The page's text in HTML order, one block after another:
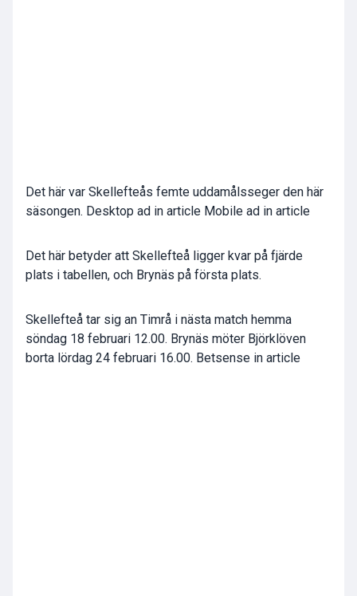
Det här var Skellefteås femte uddamålsseger den här
säsongen. Desktop ad in article Mobile ad in article
Det här betyder att Skellefteå ligger kvar på fjärde
plats i tabellen, och Brynäs på första plats.
Skellefteå tar sig an Timrå i nästa match hemma
söndag 18 februari 12.00. Brynäs möter Björklöven
borta lördag 24 februari 16.00. Betsense in article